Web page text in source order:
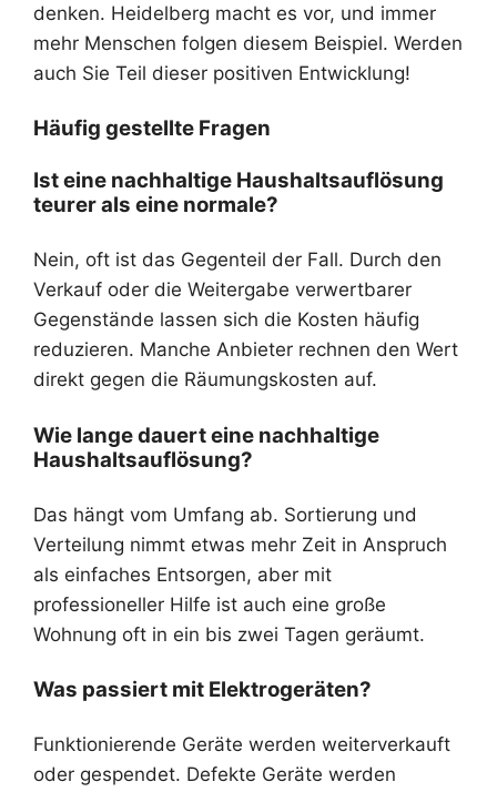
denken. Heidelberg macht es vor, und immer
mehr Menschen folgen diesem Beispiel. Werden
auch Sie Teil dieser positiven Entwicklung!
Häufig gestellte Fragen
Ist eine nachhaltige Haushaltsauflösung
teurer als eine normale?
Nein, oft ist das Gegenteil der Fall. Durch den
Verkauf oder die Weitergabe verwertbarer
Gegenstände lassen sich die Kosten häufig
reduzieren. Manche Anbieter rechnen den Wert
direkt gegen die Räumungskosten auf.
Wie lange dauert eine nachhaltige
Haushaltsauflösung?
Das hängt vom Umfang ab. Sortierung und
Verteilung nimmt etwas mehr Zeit in Anspruch
als einfaches Entsorgen, aber mit
professioneller Hilfe ist auch eine große
Wohnung oft in ein bis zwei Tagen geräumt.
Was passiert mit Elektrogeräten?
Funktionierende Geräte werden weiterverkauft
oder gespendet. Defekte Geräte werden